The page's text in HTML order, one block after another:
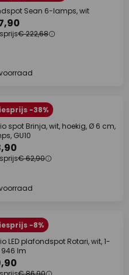
Sean 6-lamps, wit
€ 222,68
-38%
spot Brinja, wit, hoekig, Ø 6 cm,
GU10
€ 62,90
-8%
LED plafondspot Rotari, wit, 1-
lm